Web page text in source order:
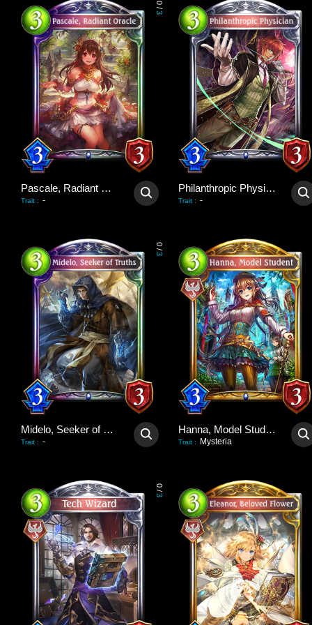
0
/
3
Pascale, Radiant Oracle
Trait : -
Philanthropic Physician
Trait : -
0
/
3
Midelo, Seeker of Truths
Trait : -
Hanna, Model Student
Trait : Mysteria
0
/
3